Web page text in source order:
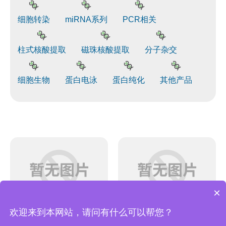
细胞转染 miRNA系列 PCR相关
柱式核酸提取 磁珠核酸提取 分子杂交
细胞生物 蛋白电泳 蛋白纯化 其他产品
BIOG免疫沉淀专用
淀试剂盒（Protein
×
欢迎来到本网站，请问有什么可以帮您？